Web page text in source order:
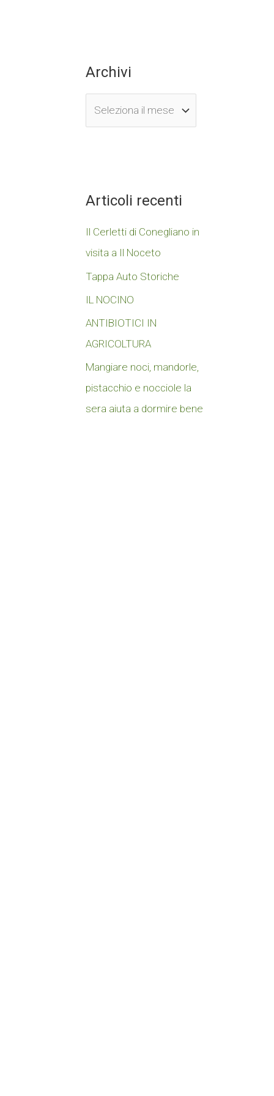
Archivi
Articoli recenti
Il Cerletti di Conegliano in
visita a Il Noceto
Tappa Auto Storiche
IL NOCINO
ANTIBIOTICI IN
AGRICOLTURA
Mangiare noci, mandorle,
pistacchio e nocciole la
sera aiuta a dormire bene